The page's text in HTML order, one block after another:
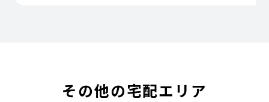
その他の宅配エリア